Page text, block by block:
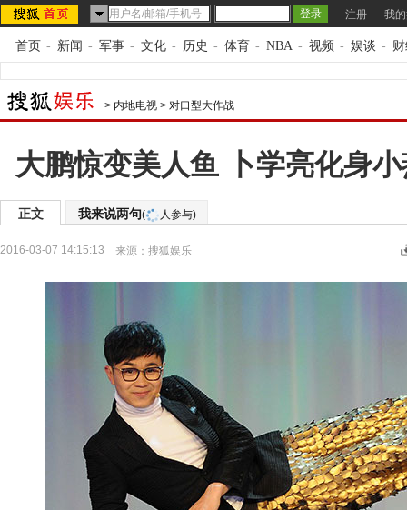
注册 我
首页 - 新闻 - 军事 - 文化 - 历史 - 体育 - NBA - 视频 - 娱谈 -
> 内地电视 > 对口型大作战
大鹏惊变美人鱼 卜学亮化身
正文 我来说两句( 人参与)
2016-03-07 14:15:13 来源： 搜狐娱乐